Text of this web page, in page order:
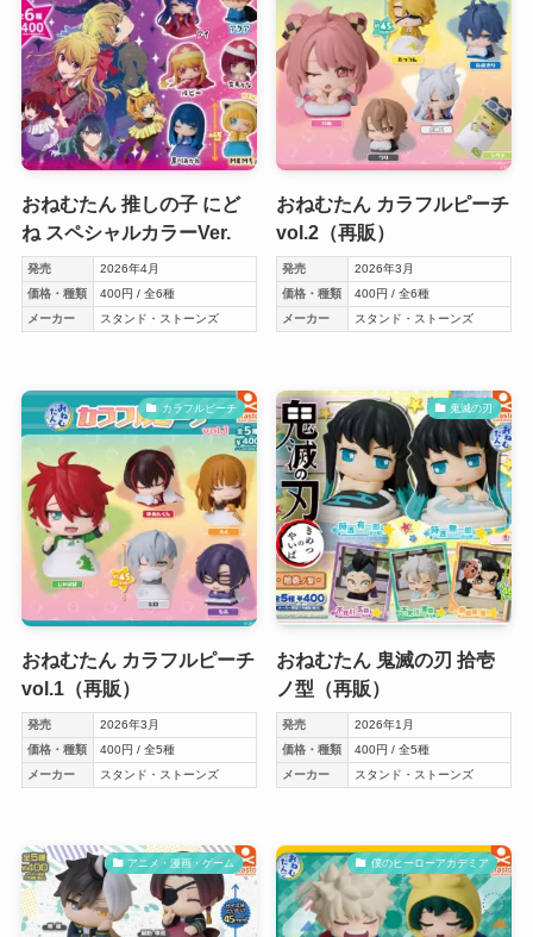
おねむたん 推しの子 にど
ね スペシャルカラーVer.
発売
2026年4月
価格・種類
400円 / 全6種
メーカー
スタンド・ストーンズ
おねむたん カラフルピーチ
vol.2（再販）
発売
2026年3月
価格・種類
400円 / 全6種
メーカー
スタンド・ストーンズ
カラフルピーチ
おねむたん カラフルピーチ
vol.1（再販）
発売
2026年3月
価格・種類
400円 / 全5種
メーカー
スタンド・ストーンズ
鬼滅の刃
おねむたん 鬼滅の刃 拾壱
ノ型（再販）
発売
2026年1月
価格・種類
400円 / 全5種
メーカー
スタンド・ストーンズ
アニメ・漫画・ゲーム 僕のヒーローアカデミア